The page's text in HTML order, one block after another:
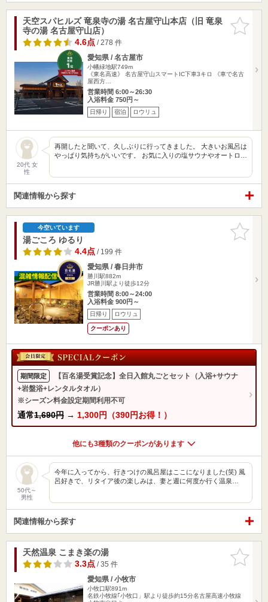
お気に入
りに追加
天空スパヒルズ 竜泉寺の湯 名古屋守山本店（旧 竜泉
寺の湯 名古屋守山店）
4.6点/ 278 件
愛知県 / 名古屋市
小幡緑地駅749m
《東名高速》 名古屋守山スマートIC下車3キロ 《車で名古
屋西方…
営業時間 6:00～26:30
入浴料金 750円～
日帰り 宿泊 ロウリュ
20代 女
性
再開したと聞いて、久しぶりに行ってきました。 大きいお風呂は
やっぱり気持ちがいいです。 お気に入りの塩サウナやオートロ…
関連情報から探す
お気に入
りに追加
今空いています
湯ごころ ゆるり
4.4点/ 199 件
愛知県 / 春日井市
勝川駅882m
JR勝川駅より徒歩12分
営業時間 8:00～24:00
入浴料金 900円～
日帰り ロウリュ
クーポンあり
期間限定
【百名湯受賞記念】全日入館丸ごとセット（入浴+サウナ
+岩盤浴+レンタルタオル）
※シーズン料金設定期間利用不可
通常1,690円 → 1,300円（390円お得！）
他にも3種類のクーポンがあります
50代～
男性
今年に入ってから、行きつけの風呂屋はここになりました(笑) 風
呂好きで、リタイア後の楽しみは、妻と週に何度か行く温泉…
関連情報から探す
お気に入
りに追加
天然温泉 こまき楽の湯
3.3点/ 35 件
愛知県 / 小牧市
小牧口駅891m
名鉄小牧線｢小牧口」駅より徒歩約15分名古屋高速小牧線